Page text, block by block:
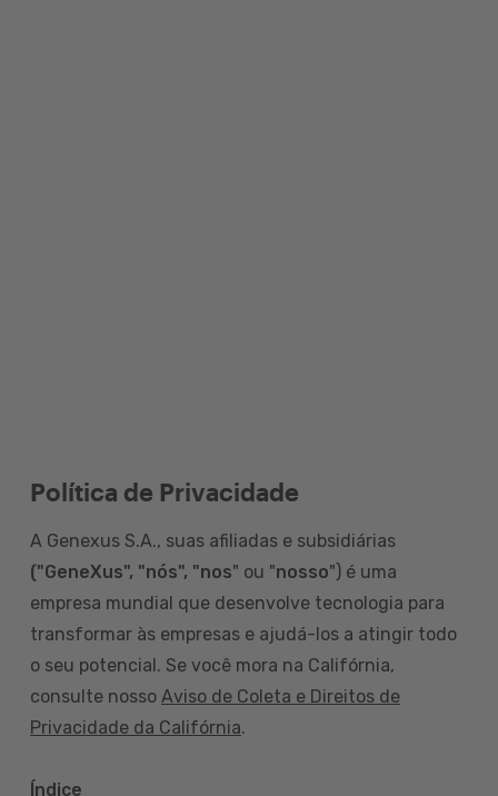
Política de Privacidade
A Genexus S.A., suas afiliadas e subsidiárias
("GeneXus", "nós", "nos" ou "nosso") é uma
empresa mundial que desenvolve tecnologia para
transformar às empresas e ajudá-los a atingir todo
o seu potencial. Se você mora na Califórnia,
consulte nosso Aviso de Coleta e Direitos de
Privacidade da Califórnia.
Índice